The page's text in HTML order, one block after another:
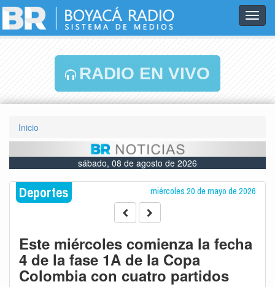
RADIO EN VIVO
Inicio
sábado, 08 de agosto de 2026
Deportes miércoles 20 de mayo de 2026
Este miércoles comienza la fecha
4 de la fase 1A de la Copa
Colombia con cuatro partidos